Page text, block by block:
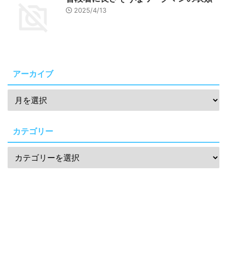
2025/4/13
アーカイブ
カテゴリー